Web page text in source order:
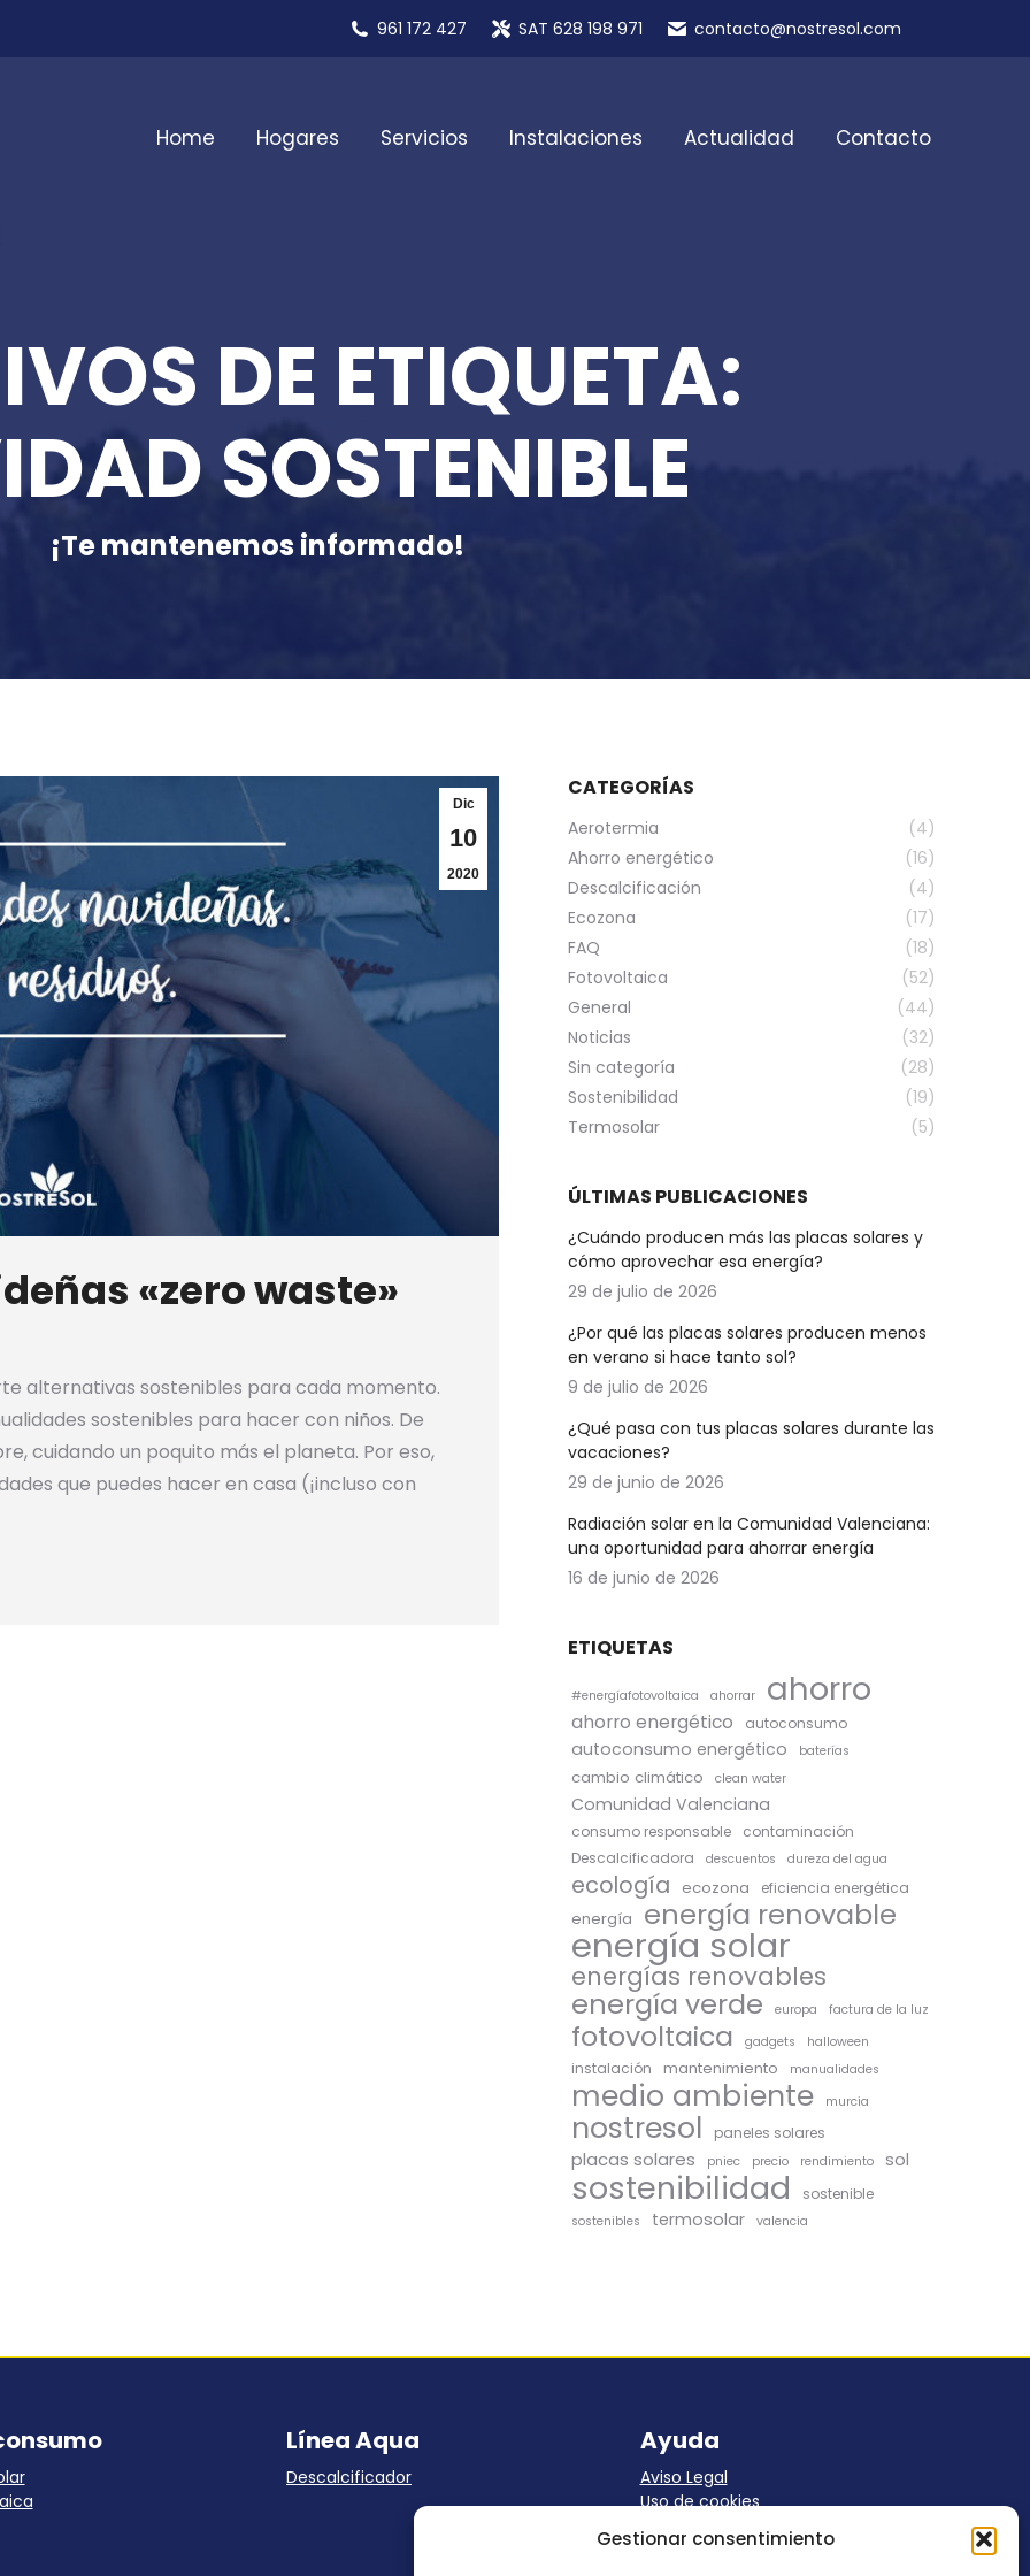
Gestionar consentimiento
961 172 427 SAT 628 198 971 contacto@nostresol.com
Home Hogares Servicios Instalaciones Actualidad Contacto
DE ETIQUETA:
SOSTENIBLE
¡Te mantenemos informado!
Dic
10
2020
«zero waste»
alternativas sostenibles para cada momento.
sostenibles para hacer con niños. De
cuidando un poquito más el planeta. Por eso,
que puedes hacer en casa (¡incluso con
CATEGORÍAS
Aerotermia
(4)
Ahorro energético
(16)
Descalcificación
(4)
Ecozona
(17)
FAQ
(18)
Fotovoltaica
(52)
General
(44)
Noticias
(32)
Sin categoría
(28)
Sostenibilidad
(19)
Termosolar
(5)
ÚLTIMAS PUBLICACIONES
¿Cuándo producen más las placas solares y
cómo aprovechar esa energía?
29 de julio de 2026
¿Por qué las placas solares producen menos
en verano si hace tanto sol?
9 de julio de 2026
¿Qué pasa con tus placas solares durante las
vacaciones?
29 de junio de 2026
Radiación solar en la Comunidad Valenciana:
una oportunidad para ahorrar energía
16 de junio de 2026
ETIQUETAS
#energíafotovoltaica ahorrar ahorro
ahorro energético autoconsumo
autoconsumo energético baterías
cambio climático clean water
Comunidad Valenciana
consumo responsable
contaminación
Descalcificadora
descuentos dureza del agua
ecología ecozona eficiencia energética
energía energía renovable
energía solar
energías renovables
energía verde europa factura de la luz
fotovoltaica gadgets halloween
instalación mantenimiento manualidades
medio ambiente murcia
nostresol paneles solares
placas solares pniec precio rendimiento sol
sostenibilidad sostenible
sostenibles termosolar valencia
Línea Aqua
Descalcificador
Ayuda
Aviso Legal
Uso de cookies
Panel Cookies
Política de privacidad